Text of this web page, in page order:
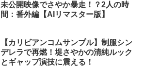
未公開映像でさやか暴走！？2人の時
間：番外編【AIリマスター版】
【カリビアンコムサンプル】制服シン
デレラで再燃！堤さやかの清純ルック
とギャップ演技に震える！